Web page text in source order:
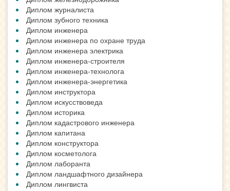
Диплом журналиста
Диплом зубного техника
Диплом инженера
Диплом инженера по охране труда
Диплом инженера электрика
Диплом инженера-строителя
Диплом инженера-технолога
Диплом инженера-энергетика
Диплом инструктора
Диплом искусствоведа
Диплом историка
Диплом кадастрового инженера
Диплом капитана
Диплом конструктора
Диплом косметолога
Диплом лаборанта
Диплом ландшафтного дизайнера
Диплом лингвиста